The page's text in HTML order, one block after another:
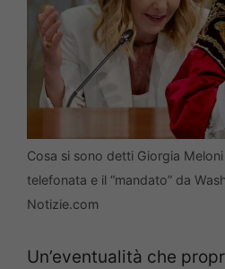
Cosa si sono detti Giorgia
telefonata e il “mandato” da
Notizie.com
Un’eventualità che